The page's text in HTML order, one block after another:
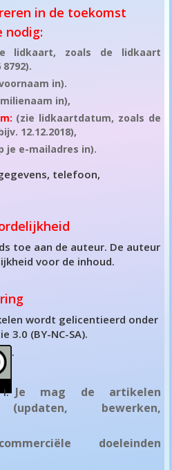
in de toekomst
nodig:
lidkaart, zoals de lidkaart
in).
in),
(zie lidkaartdatum, zoals de
12.12.2018),
je e-mailadres in).
telefoon,
toe aan de auteur. De auteur
voor de inhoud.
wordt gelicentieerd onder
3.0 (BY-NC-SA).
.
Je mag de artikelen
(updaten, bewerken,
doeleinden